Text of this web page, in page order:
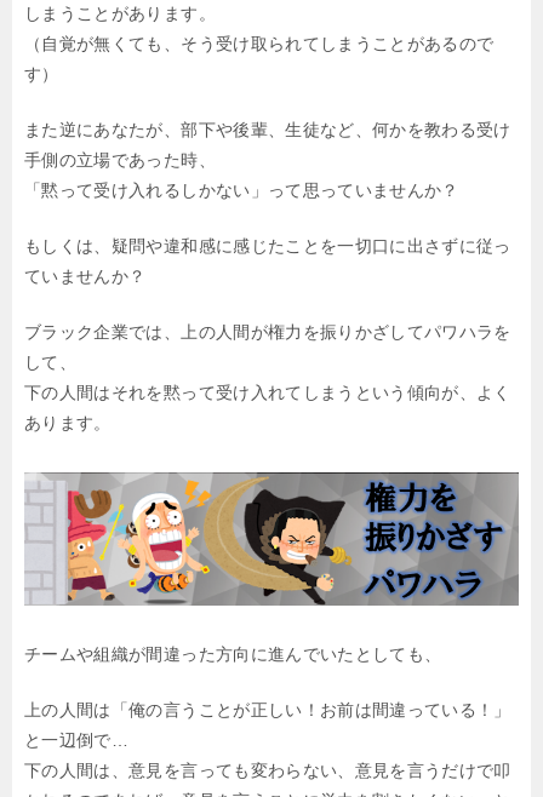
しまうことがあります。
（自覚が無くても、そう受け取られてしまうことがあるので
す）
また逆にあなたが、部下や後輩、生徒など、何かを教わる受け
手側の立場であった時、
「黙って受け入れるしかない」って思っていませんか？
もしくは、疑問や違和感に感じたことを一切口に出さずに従っ
ていませんか？
ブラック企業では、上の人間が権力を振りかざしてパワハラを
して、
下の人間はそれを黙って受け入れてしまうという傾向が、よく
あります。
チームや組織が間違った方向に進んでいたとしても、
上の人間は「俺の言うことが正しい！お前は間違っている！」
と一辺倒で…
下の人間は、意見を言っても変わらない、意見を言うだけで叩